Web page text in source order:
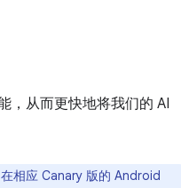
，从而更快地将我们的 AI
相应 Canary 版的 Android